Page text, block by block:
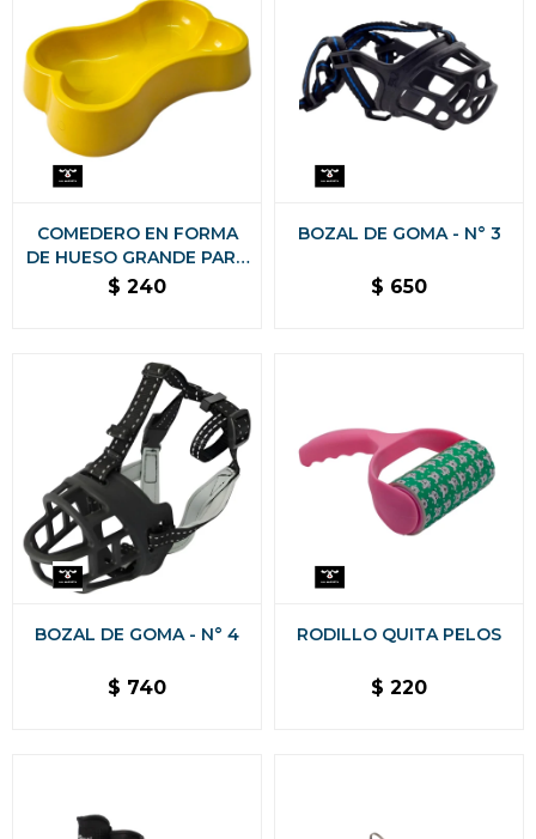
COMEDERO EN FORMA
DE HUESO GRANDE PARA
PERRO
$ 240
BOZAL DE GOMA - N° 3
$ 650
BOZAL DE GOMA - N° 4
$ 740
RODILLO QUITA PELOS
$ 220